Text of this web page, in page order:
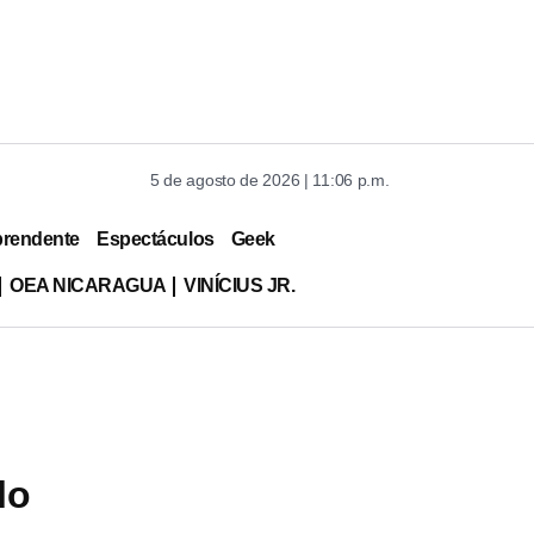
5 de agosto de 2026 | 11:06 p.m.
Espectáculos Geek
OEA NICARAGUA VINÍCIUS JR.